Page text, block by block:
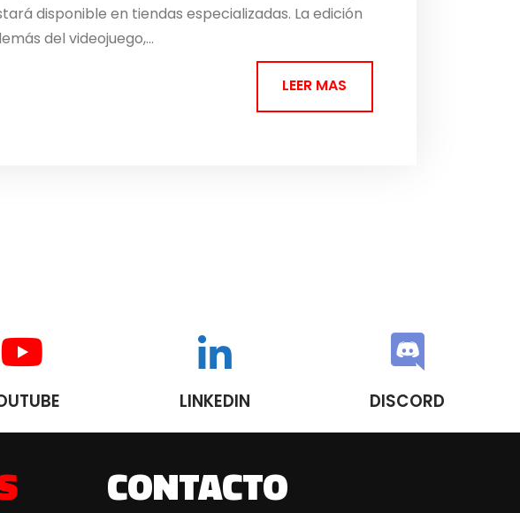
disponible en tiendas especializadas. La edición
del videojuego,...
LEER MAS
LINKEDIN DISCORD
CONTACTO